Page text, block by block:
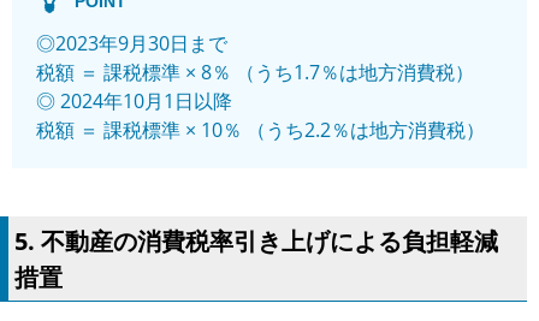
◎2023年9月30日まで
税額 ＝ 課税標準 × 8％ （うち1.7％は地方消費税）
◎ 2024年10月1日以降
税額 ＝ 課税標準 × 10％ （うち2.2％は地方消費税）
5. 不動産の消費税率引き上げによる負担軽減
措置